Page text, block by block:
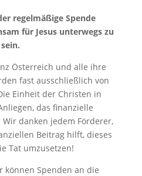
regelmäßige Spende
für Jesus unterwegs zu
sein.
Österreich und alle ihre
fast ausschließlich von
Einheit der Christen in
das finanzielle
danken jedem Förderer,
Beitrag hilft, dieses
Tat umzusetzen!
können Spenden an die